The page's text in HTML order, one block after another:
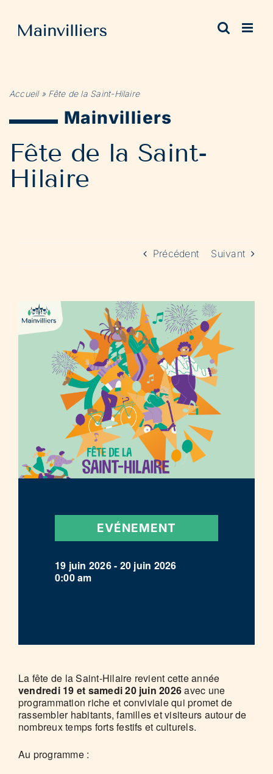
contenu
Accueil» Fête de la Saint-Hilaire
Mainvilliers
Fête de la Saint-
Hilaire
Précédent Suivant
EVÉNEMENT
19 juin 2026 - 20 juin 2026
0:00 am
La fête de la Saint-Hilaire revient cette année
vendredi 19 et samedi 20 juin 2026avec une
programmation riche et conviviale qui promet de
rassembler habitants, familles et visiteurs autour de
nombreux temps forts festifs et culturels.
Au programme :